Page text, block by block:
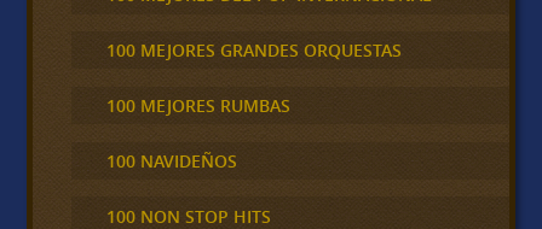
100 MEJORES GRANDES ORQUESTAS
100 MEJORES RUMBAS
100 NAVIDEÑOS
100 NON STOP HITS